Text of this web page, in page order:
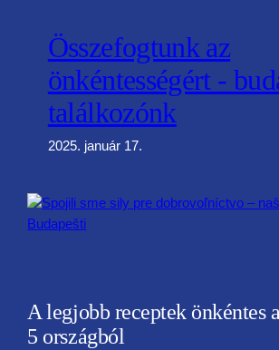
Összefogtunk az
önkéntességért -
találkozónk
2025. január 17.
A legjobb receptek önkéntes
5 országból